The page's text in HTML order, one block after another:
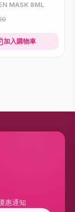
MASK 8ML
加入購物車
惠通知